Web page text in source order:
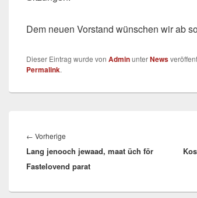
Dem neuen Vorstand wünschen wir ab
Dieser Eintrag wurde von AdminunterNews
Permalink.
← Vorherige
Beitrag:
Lang jenooch jewaad, maat üch för
Fastelovend parat